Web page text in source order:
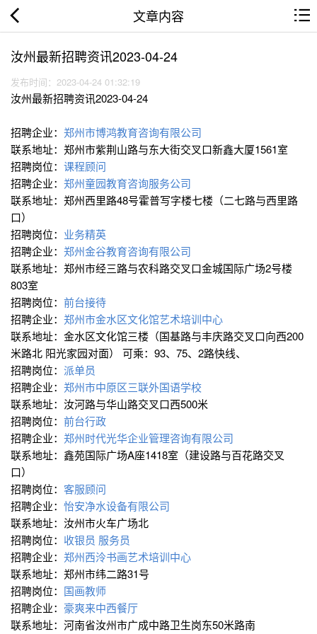
文章内容
汝州最新招聘资讯2023-04-24
发布时间：2023-04-24 01:32:19
汝州最新招聘资讯2023-04-24
招聘企业： 郑州市博鸿教育咨询有限公司
联系地址：郑州市紫荆山路与东大街交叉口新鑫大厦1561室
招聘岗位： 课程顾问
招聘企业： 郑州童园教育咨询服务公司
联系地址：郑州西里路48号霍普写字楼七楼（二七路与西里路
口）
招聘岗位： 业务精英
招聘企业： 郑州金谷教育咨询有限公司
联系地址：郑州市经三路与农科路交叉口金城国际广场2号楼
803室
招聘岗位： 前台接待
招聘企业： 郑州市金水区文化馆艺术培训中心
联系地址：金水区文化馆三楼（国基路与丰庆路交叉口向西200
米路北 阳光家园对面） 可乘：93、75、2路快线、
招聘岗位： 派单员
招聘企业： 郑州市中原区三联外国语学校
联系地址：汝河路与华山路交叉口西500米
招聘岗位： 前台行政
招聘企业： 郑州时代光华企业管理咨询有限公司
联系地址：鑫苑国际广场A座1418室（建设路与百花路交叉
口）
招聘岗位： 客服顾问
招聘企业： 怡安净水设备有限公司
联系地址：汝州市火车广场北
招聘岗位： 收银员 服务员
招聘企业： 郑州西泠书画艺术培训中心
联系地址：郑州市纬二路31号
招聘岗位： 国画教师
招聘企业： 豪爽来中西餐厅
联系地址：河南省汝州市广成中路卫生岗东50米路南